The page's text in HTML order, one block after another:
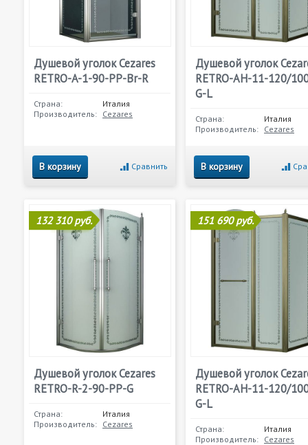
Душевой уголок Cezares
RETRO-A-1-90-PP-Br-R
Страна:
Италия
Производитель: Cezares
В корзину Сравнить
Душевой уголок
RETRO-AH-11-120/
G-L
Страна:
Италия
Производитель: Cezares
В корзину
132 310 руб.
Душевой уголок Cezares
RETRO-R-2-90-PP-G
Страна:
Италия
Производитель: Cezares
151 690 руб.
Душевой уголок
RETRO-AH-11-120/
G-L
Страна:
Италия
Производитель: Cezares